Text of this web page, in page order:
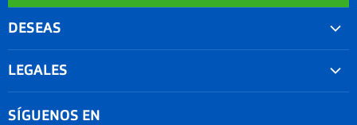
DESEAS
Seguimiento de Pedido
LEGALES
SÍGUENOS EN